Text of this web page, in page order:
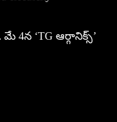
మే 4న ‘TG ఆర్గానిక్స్’